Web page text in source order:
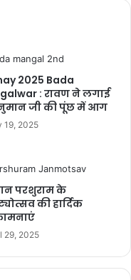
में हरे रंग का
2025 Bada
: रावण ने लगाई
जी की पूंछ में आग
19, 2025
परशुराम के
की हार्दिक
29, 2025